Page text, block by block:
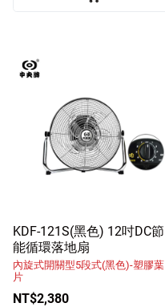
KDF-121S(黑色) 12吋DC節
能循環落地扇
內旋式開關型5段式(黑色)-塑膠葉
片
NT$2,380